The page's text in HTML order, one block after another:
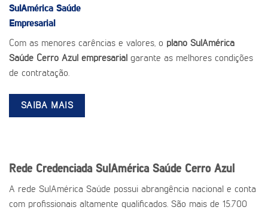
SulAmérica Saúde
Empresarial
Com as menores carências e valores, o plano SulAmérica
Saúde Cerro Azul empresarial garante as melhores condições
de contratação.
SAIBA MAIS
Rede Credenciada SulAmérica Saúde Cerro Azul
A rede SulAmérica Saúde possui abrangência nacional e conta
com profissionais altamente qualificados. São mais de 15.700